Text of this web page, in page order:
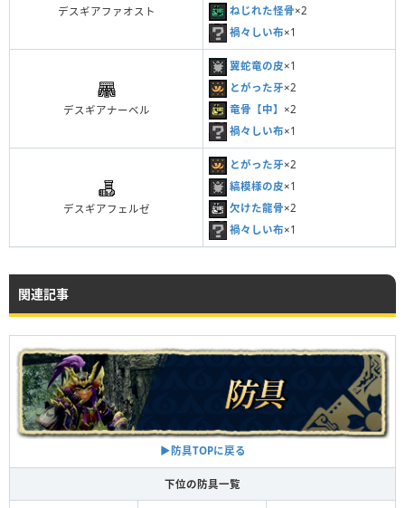
デスギアファオスト
ねじれた怪骨×2
禍々しい布×1
デスギアナーベル
翼蛇竜の皮×1
とがった牙×2
竜骨【中】 ×2
禍々しい布×1
デスギアフェルゼ
とがった牙×2
縞模様の皮×1
欠けた龍骨×2
禍々しい布×1
関連記事
▶︎防具TOPに戻る
下位の防具一覧